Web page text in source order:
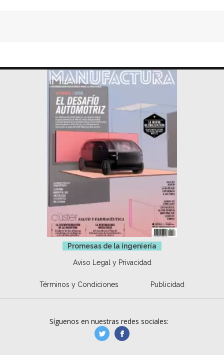
Promesas de la ingeniería
Aviso Legal y Privacidad
Términos y Condiciones Publicidad
Síguenos en nuestras redes sociales:
manufacturaGE